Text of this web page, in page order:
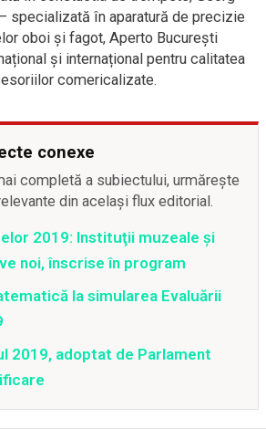
specializată în aparatură de precizie
oboi și fagot, Aperto București
și internațional pentru calitatea
comericalizate.
conexe
completă a subiectului, urmărește
din același flux editorial.
2019: Instituţii muzeale şi
noi, înscrise în program
la simularea Evaluării
2019, adoptat de Parlament